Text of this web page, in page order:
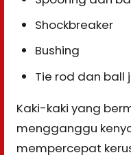
Shockbreaker
Bushing
Tie rod dan ball
Kaki-kaki yang
mengganggu
mempercepat